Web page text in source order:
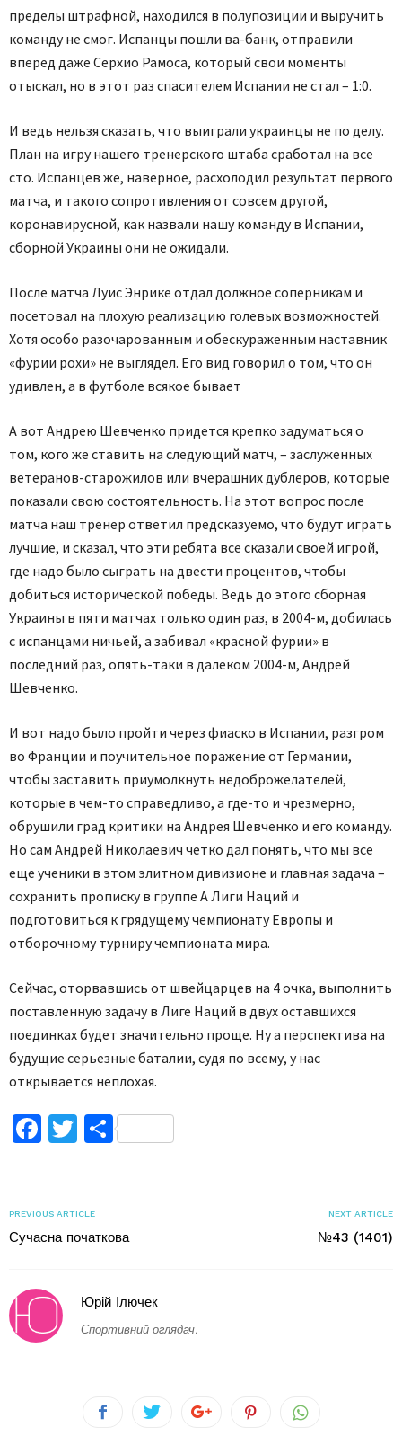
пределы штрафной, находился в полупозиции и выручить
команду не смог. Испанцы пошли ва-банк, отправили
вперед даже Серхио Рамоса, который свои моменты
отыскал, но в этот раз спасителем Испании не стал – 1:0.
И ведь нельзя сказать, что выиграли украинцы не по делу.
План на игру нашего тренерского штаба сработал на все
сто. Испанцев же, наверное, расхолодил результат первого
матча, и такого сопротивления от совсем другой,
коронавирусной, как назвали нашу команду в Испании,
сборной Украины они не ожидали.
После матча Луис Энрике отдал должное соперникам и
посетовал на плохую реализацию голевых возможностей.
Хотя особо разочарованным и обескураженным наставник
«фурии рохи» не выглядел. Его вид говорил о том, что он
удивлен, а в футболе всякое бывает
А вот Андрею Шевченко придется крепко задуматься о
том, кого же ставить на следующий матч, – заслуженных
ветеранов-старожилов или вчерашних дублеров, которые
показали свою состоятельность. На этот вопрос после
матча наш тренер ответил предсказуемо, что будут играть
лучшие, и сказал, что эти ребята все сказали своей игрой,
где надо было сыграть на двести процентов, чтобы
добиться исторической победы. Ведь до этого сборная
Украины в пяти матчах только один раз, в 2004-м, добилась
с испанцами ничьей, а забивал «красной фурии» в
последний раз, опять-таки в далеком 2004-м, Андрей
Шевченко.
И вот надо было пройти через фиаско в Испании, разгром
во Франции и поучительное поражение от Германии,
чтобы заставить приумолкнуть недоброжелателей,
которые в чем-то справедливо, а где-то и чрезмерно,
обрушили град критики на Андрея Шевченко и его команду.
Но сам Андрей Николаевич четко дал понять, что мы все
еще ученики в этом элитном дивизионе и главная задача –
сохранить прописку в группе А Лиги Наций и
подготовиться к грядущему чемпионату Европы и
отборочному турниру чемпионата мира.
Сейчас, оторвавшись от швейцарцев на 4 очка, выполнить
поставленную задачу в Лиге Наций в двух оставшихся
поединках будет значительно проще. Ну а перспектива на
будущие серьезные баталии, судя по всему, у нас
открывается неплохая.
Facebook
TwitterПоділитися
PREVIOUS ARTICLE
Сучасна початкова
NEXT ARTICLE
№43 (1401)
Юрій Ілючек
Спортивний оглядач.